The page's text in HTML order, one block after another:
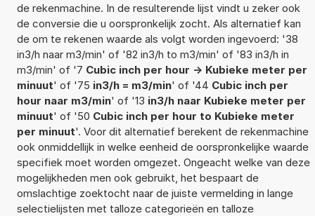
de rekenmachine. In de resulterende lijst vindt u zeker ook
de conversie die u oorspronkelijk zocht. Als alternatief kan
de om te rekenen waarde als volgt worden ingevoerd: '38
in3/h naar m3/min' of '82 in3/h to m3/min' of '83 in3/h in
m3/min' of '7 Cubic inch per hour -> Kubieke meter per
minuut' of '75 in3/h = m3/min' of '44 Cubic inch per
hour naar m3/min' of '13 in3/h naar Kubieke meter per
minuut' of '50 Cubic inch per hour to Kubieke meter
per minuut'. Voor dit alternatief berekent de rekenmachine
ook onmiddellijk in welke eenheid de oorspronkelijke waarde
specifiek moet worden omgezet. Ongeacht welke van deze
mogelijkheden men ook gebruikt, het bespaart de
omslachtige zoektocht naar de juiste vermelding in lange
selectielijsten met talloze categorieën en talloze